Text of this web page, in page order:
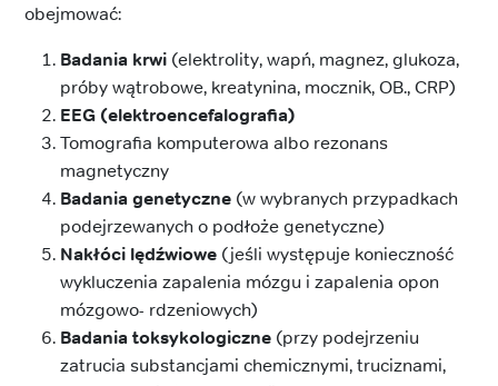
obejmować:
Badania krwi (elektrolity, wapń, magnez, glukoza,
próby wątrobowe, kreatynina, mocznik, OB., CRP)
EEG (elektroencefalografia)
Tomografia komputerowa albo rezonans
magnetyczny
Badania genetyczne (w wybranych przypadkach
podejrzewanych o podłoże genetyczne)
Nakłóci lędźwiowe (jeśli występuje konieczność
wykluczenia zapalenia mózgu i zapalenia opon
mózgowo- rdzeniowych)
Badania toksykologiczne (przy podejrzeniu
zatrucia substancjami chemicznymi, truciznami,